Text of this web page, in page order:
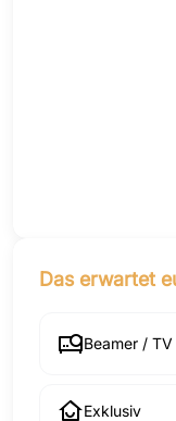
Das erwartet
Beamer /
Exklusiv